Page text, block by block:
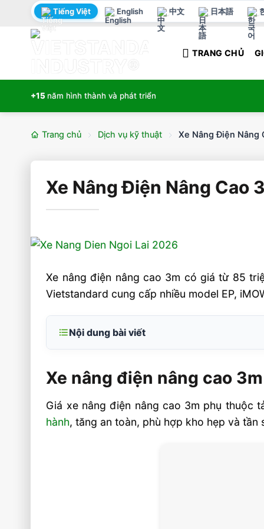
Tiếng Việt English 中文 日本語
TRANG CHỦ
+15 năm hình thành và phát triển
Trang chủ Dịch vụ kỹ thuật Xe Nâng Điện Nâng
Xe Nâng Điện Nâng Cao
Xe nâng điện nâng cao 3m có giá từ 85
Vietstandard cung cấp nhiều model EP,
Nội dung bài viết
quyết định
Bảng giá tham khảo theo dòng xe
Xe nâng điện nâng cao
Giá xe nâng điện nâng cao 3m phụ thuộc
hành, tăng an toàn, phù hợp kho hẹp và tần